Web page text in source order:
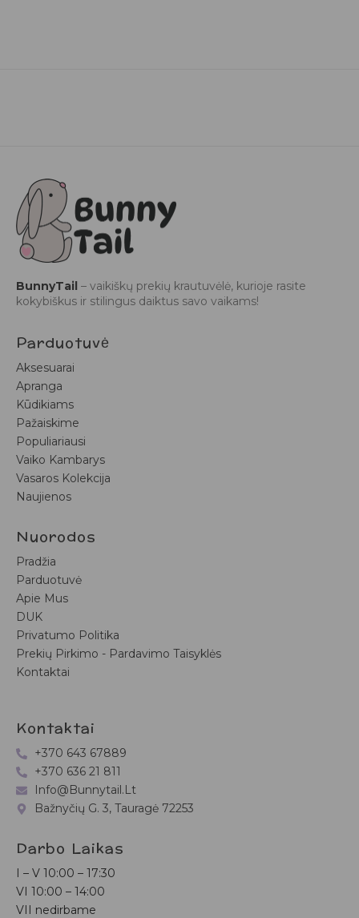
BunnyTail – vaikiškų prekių krautuvėlė, kurioje rasite
kokybiškus ir stilingus daiktus savo vaikams!
Parduotuvė
Aksesuarai
Apranga
Kūdikiams
Pažaiskime
Populiariausi
Vaiko Kambarys
Vasaros Kolekcija
Naujienos
Nuorodos
Pradžia
Parduotuvė
Apie Mus
DUK
Privatumo Politika
Prekių Pirkimo - Pardavimo Taisyklės
Kontaktai
Kontaktai
+370 643 67889
+370 636 21 811
Info@bunnytail.lt
Bažnyčių G. 3, Tauragė 72253
Darbo Laikas
I – V 10:00 – 17:30
VI 10:00 – 14:00
VII nedirbame